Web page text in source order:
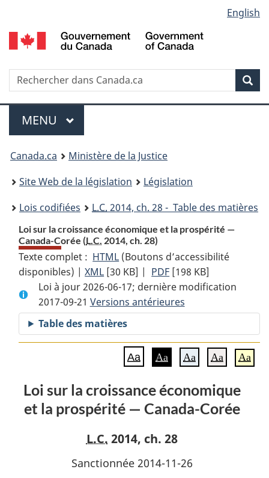
au
contenu
propos
de
la
HTML
simplifiée
selection
English
Recherche
Menu
MENU PRINCIPAL
You
are
here:
Canada.ca
Ministère de la Justice
Site Web de la législation
Législation
Lois codifiées
L.C. 2014, ch. 28 - Table des matières
Loi sur la croissance économique et la prospérité —
Canada-Corée (L.C. 2014, ch. 28)
Texte complet : HTML Texte
complet
:
Loi
sur
la
croissance
économique
la
prospérité
Canada-
(Boutons d’accessibilité
disponibles) |XML Texte
complet
:
Loi
sur
la
croissance
et
la
—
Corée
[30 KB] | PDF Texte
complet
:
Loi
sur
la
croissance
et
la
—
Corée
[198 KB]
Loi à jour 2026-06-17; dernière modification
2017-09-21 Versions antérieures
Table des matières
Aa Aa Aa Aa Aa
Loi sur la croissance économique
et la prospérité — Canada-Corée
L.C. 2014, ch. 28
Sanctionnée 2014-11-26